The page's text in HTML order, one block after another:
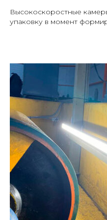
Высокоскоростные
упаковку в момент